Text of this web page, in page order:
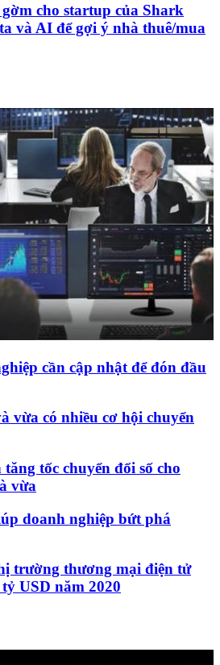
cho startup của Shark
và AI để gợi ý nhà thuê/mua
cần cập nhật để đón đầu
vừa có nhiều cơ hội chuyển
tốc chuyển đổi số cho
vừa
doanh nghiệp bứt phá
trường thương mại điện tử
USD năm 2020